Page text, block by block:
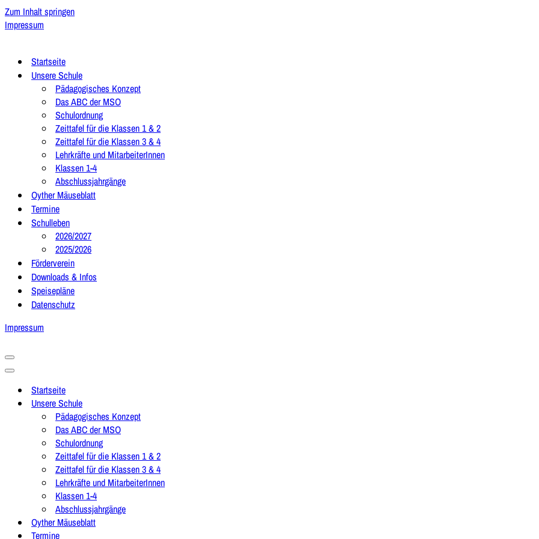
Zum Inhalt springen
Impressum
Startseite
Unsere Schule
Pädagogisches Konzept
Das ABC der MSO
Schulordnung
Zeittafel für die Klassen 1 & 2
Zeittafel für die Klassen 3 & 4
Lehrkräfte und MitarbeiterInnen
Klassen 1-4
Abschlussjahrgänge
Oyther Mäuseblatt
Termine
Schulleben
2026/2027
2025/2026
Förderverein
Downloads & Infos
Speisepläne
Datenschutz
Impressum
Navigationsmenü
Navigationsmenü
Startseite
Unsere Schule
Pädagogisches Konzept
Das ABC der MSO
Schulordnung
Zeittafel für die Klassen 1 & 2
Zeittafel für die Klassen 3 & 4
Lehrkräfte und MitarbeiterInnen
Klassen 1-4
Abschlussjahrgänge
Oyther Mäuseblatt
Termine